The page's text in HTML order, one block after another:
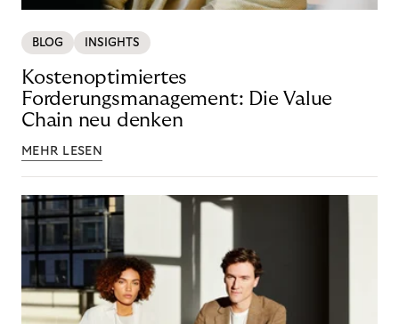
BLOG INSIGHTS
Kostenoptimiertes
Forderungsmanagement: Die Value
Chain neu denken
MEHR LESEN